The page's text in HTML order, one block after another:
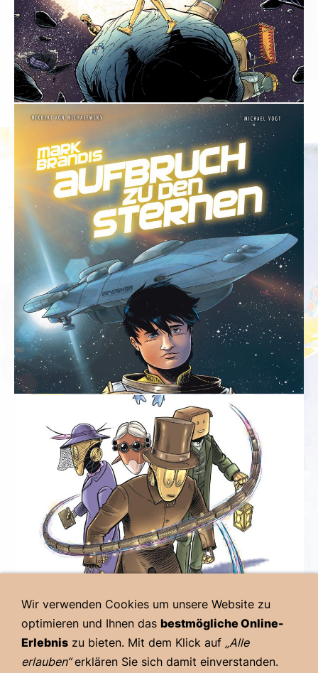
Wir verwenden Cookies um unsere Website zu
optimieren und Ihnen das bestmögliche Online-
Erlebnis zu bieten. Mit dem Klick auf „Alle
erlauben“erklären Sie sich damit einverstanden.